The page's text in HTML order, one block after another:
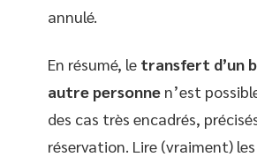
annulé.
En résumé, le transfert d’un
autre personne n’est
des cas très encadrés,
réservation. Lire (vraiment) les